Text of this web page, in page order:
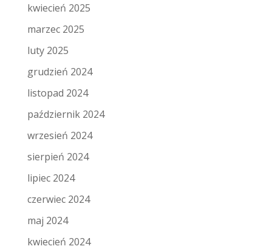
kwiecień 2025
marzec 2025
luty 2025
grudzień 2024
listopad 2024
październik 2024
wrzesień 2024
sierpień 2024
lipiec 2024
czerwiec 2024
maj 2024
kwiecień 2024